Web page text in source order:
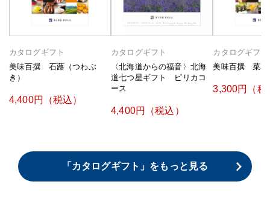
カタログギフト
美味百撰 石蕗（つわぶ
き）
4,400円（税込）
カタログギフト
〈北海道からの福音〉北海
道七つ星ギフト ピリカコ
ース
4,400円（税込）
カタログギフト
美味百撰 菜花
3,300円（税
「カタログギフト」をもっと見る